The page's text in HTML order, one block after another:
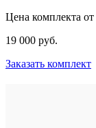
Цена комплекта от
19 000 руб.
Заказать комплект